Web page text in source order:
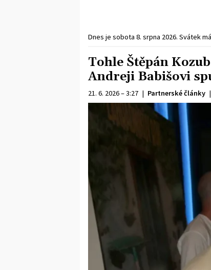
Dnes je sobota 8. srpna 2026. Svátek má
Tohle Štěpán
Andreji Babišovi
21. 6. 2026 – 3:27 | Partnerské články |